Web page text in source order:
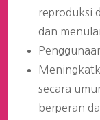
reproduksi
dan
secara
berperan